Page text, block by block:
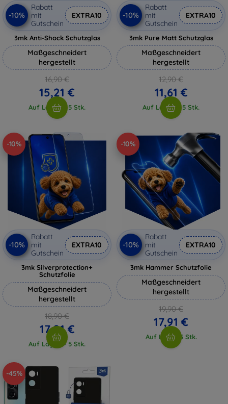
-10%
Rabatt
mit
Gutschein
EXTRA10
3mk Anti-Shock Schutzglas
Maßgeschneidert
hergestellt
16,90 €
15,21 €
Auf Lager > 5 Stk.
-10%
Rabatt
mit
Gutschein
EXTRA10
3mk Pure Matt Schutzglas
Maßgeschneidert
hergestellt
12,90 €
11,61 €
Auf Lager > 5 Stk.
-10%
-10%
Rabatt
mit
Gutschein
EXTRA10
3mk Silverprotection+
Schutzfolie
Maßgeschneidert
hergestellt
18,90 €
17,01 €
Auf Lager > 5 Stk.
-10%
-10%
Rabatt
mit
Gutschein
EXTRA10
3mk Hammer Schutzfolie
Maßgeschneidert
hergestellt
19,90 €
17,91 €
Auf Lager 3 Stk.
-45%